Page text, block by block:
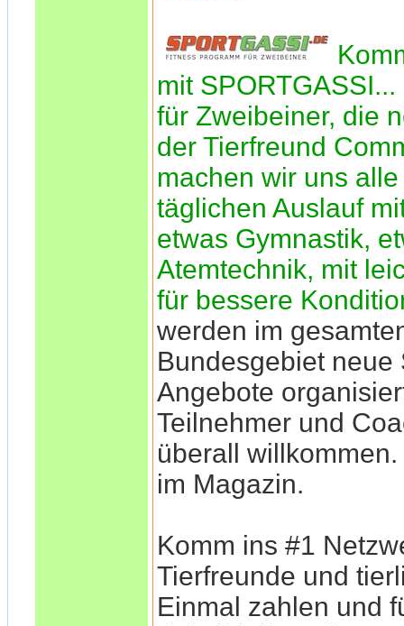
mit
für Zweibeiner, die
der Tierfreund
machen wir uns
täglichen Auslauf
etwas Gymnastik,
Atemtechnik, mit
für bessere
werden im
Bundesgebiet neue
Angebote
Teilnehmer und
überall
im Magazin.
Komm ins #1
Tierfreunde und
Einmal zahlen und